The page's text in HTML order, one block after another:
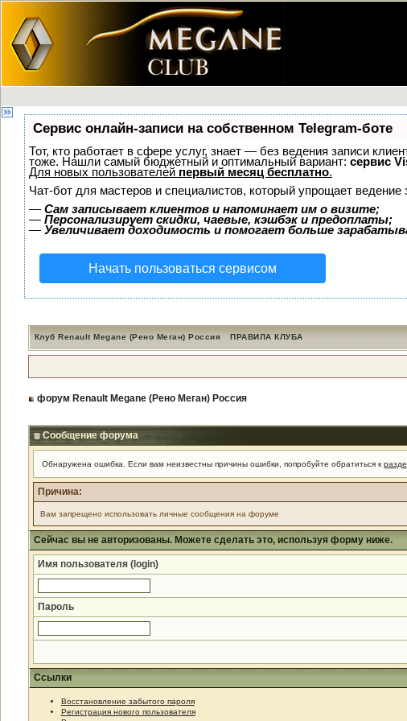
Сервис онлайн-записи на собственном Telegram-боте
Тот, кто работает в сфере услуг, знает — без ведения записи
тоже. Нашли самый бюджетный и оптимальный вариант: сервис
Для новых пользователей первый месяц бесплатно.
Чат-бот для мастеров и специалистов, который упрощает ведение
— Сам записывает клиентов и напоминает им о визите;
— Персонализирует скидки, чаевые, кэшбэк и предоплаты;
— Увеличивает доходимость и помогает больше
Начать пользоваться сервисом
Клуб Renault Megane (Рено Меган) Россия ПРАВИЛА КЛУБА
форум Renault Megane (Рено Меган) Россия
Сообщение форума
Обнаружена ошибка. Если вам неизвестны причины ошибки, попробуйте обратиться к
Причина:
Вам запрещено использовать личные сообщения на форуме
Сейчас вы не авторизованы. Можете сделать это, используя форму ниже.
Имя пользователя (login)
Пароль
Ссылки
Восстановление забытого пароля
Регистрация нового пользователя